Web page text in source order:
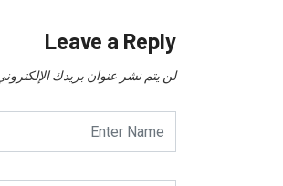
Leave a Reply
لن يتم نشر عنوان بريدك